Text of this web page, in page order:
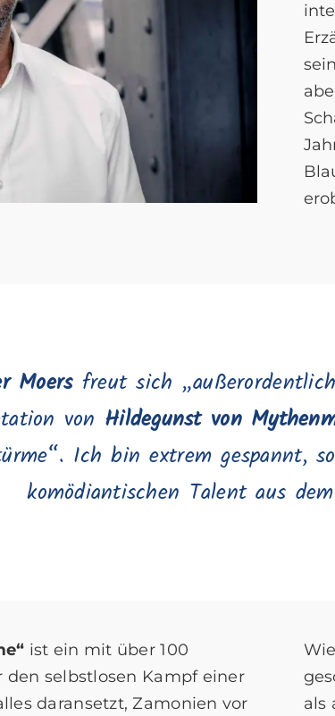
Moersfreut sich
von Hildegunst von
Ich bin extrem gespannt,
komödiantischen Talent aus
ist ein mit über 100
selbstlosen Kampf einer
daransetzt, Zamonien vor
als